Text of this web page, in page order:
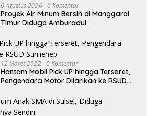
6 Agustus 2026 0 Komentar
Proyek Air Minum Bersih di Manggarai
Timur Diduga Amburadul
12 Maret 2022 0 Komentar
Hantam Mobil Pick UP hingga Terseret,
Pengendara Motor Dilarikan ke RSUD